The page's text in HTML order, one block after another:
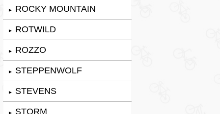
► ROCKY MOUNTAIN
► ROTWILD
► ROZZO
► STEPPENWOLF
► STEVENS
► STORM